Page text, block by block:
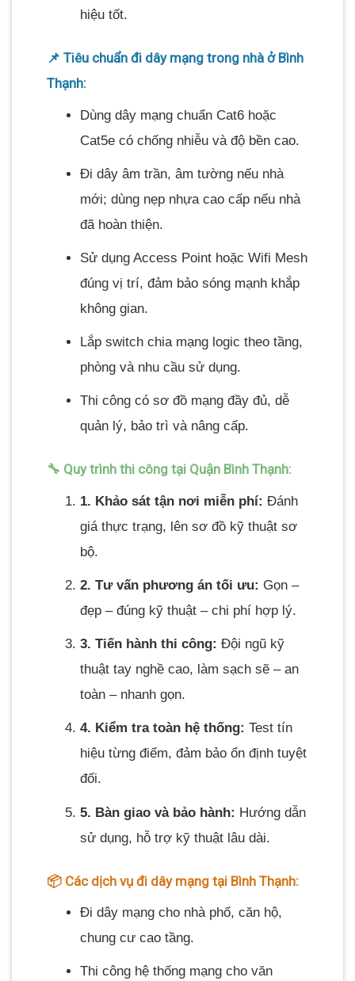
hiệu tốt.
📌 Tiêu chuẩn đi dây mạng trong nhà ở Bình
Thạnh:
Dùng dây mạng chuẩn Cat6 hoặc
Cat5e có chống nhiễu và độ bền cao.
Đi dây âm trần, âm tường nếu nhà
mới; dùng nẹp nhựa cao cấp nếu nhà
đã hoàn thiện.
Sử dụng Access Point hoặc Wifi Mesh
đúng vị trí, đảm bảo sóng mạnh khắp
không gian.
Lắp switch chia mạng logic theo tầng,
phòng và nhu cầu sử dụng.
Thi công có sơ đồ mạng đầy đủ, dễ
quản lý, bảo trì và nâng cấp.
🔧 Quy trình thi công tại Quận Bình Thạnh:
1. Khảo sát tận nơi miễn phí: Đánh
giá thực trạng, lên sơ đồ kỹ thuật sơ
bộ.
2. Tư vấn phương án tối ưu: Gọn –
đẹp – đúng kỹ thuật – chi phí hợp lý.
3. Tiến hành thi công: Đội ngũ kỹ
thuật tay nghề cao, làm sạch sẽ – an
toàn – nhanh gọn.
4. Kiểm tra toàn hệ thống: Test tín
hiệu từng điểm, đảm bảo ổn định tuyệt
đối.
5. Bàn giao và bảo hành: Hướng dẫn
sử dụng, hỗ trợ kỹ thuật lâu dài.
📦 Các dịch vụ đi dây mạng tại Bình Thạnh:
Đi dây mạng cho nhà phố, căn hộ,
chung cư cao tầng.
Thi công hệ thống mạng cho văn